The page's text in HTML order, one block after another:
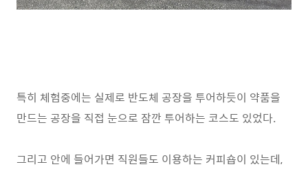
특히 체험중에는 실제로 반도체 공장을 투어하듯이 약품을
만드는 공장을 직접 눈으로 잠깐 투어하는 코스도 있었다.
그리고 안에 들어가면 직원들도 이용하는 커피숍이 있는데,